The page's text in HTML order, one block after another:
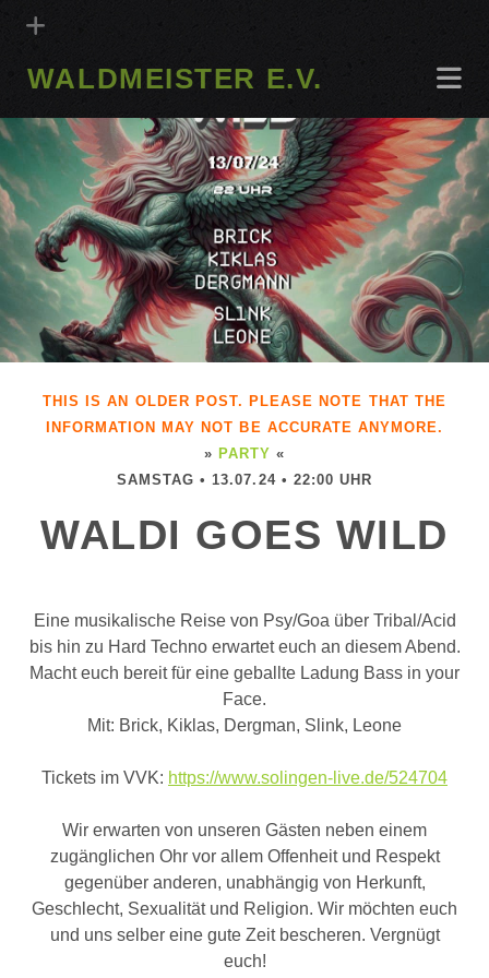
WALDMEISTER E.V.
THIS IS AN OLDER POST. PLEASE NOTE THAT THE
INFORMATION MAY NOT BE ACCURATE ANYMORE.
» PARTY «
SAMSTAG • 13.07.24 • 22:00 UHR
WALDI GOES WILD
Eine musikalische Reise von Psy/Goa über Tribal/Acid
bis hin zu Hard Techno erwartet euch an diesem Abend.
Macht euch bereit für eine geballte Ladung Bass in your
Face.
Mit: Brick, Kiklas, Dergman, Slink, Leone
Tickets im VVK: https://www.solingen-live.de/524704
Wir erwarten von unseren Gästen neben einem
zugänglichen Ohr vor allem Offenheit und Respekt
gegenüber anderen, unabhängig von Herkunft,
Geschlecht, Sexualität und Religion. Wir möchten euch
und uns selber eine gute Zeit bescheren. Vergnügt
euch!